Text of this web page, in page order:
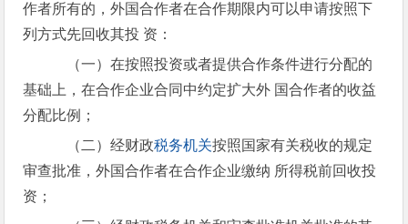
作者所有的，外国合作者在合作期限内可以申请按照下
列方式先回收其投 资：
（一）在按照投资或者提供合作条件进行分配的
基础上，在合作企业合同中约定扩大外 国合作者的收益
分配比例；
（二）经财政税务机关按照国家有关税收的规定
审查批准，外国合作者在合作企业缴纳 所得税前回收投
资；